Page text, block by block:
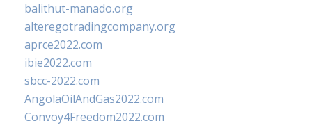
balithut-manado.org
alteregotradingcompany.org
aprce2022.com
ibie2022.com
sbcc-2022.com
AngolaOilAndGas2022.com
Convoy4Freedom2022.com